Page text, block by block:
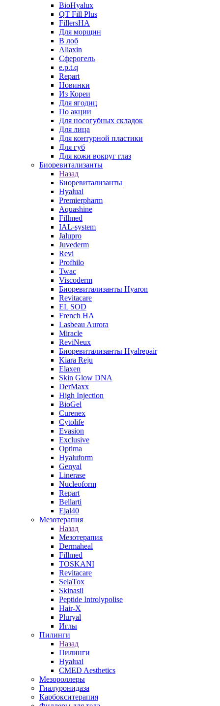
BioHyalux
QT Fill Plus
FillersHA
Для морщин
В лоб
Aliaxin
Сферогель
e.p.t.q
Repart
Новинки
Из Кореи
Для ягодиц
По акции
Для носогубных складок
Для лица
Для контурной пластики
Для губ
Для кожи вокруг глаз
Биоревитализанты
Назад
Биоревитализанты
Hyalual
Premierpharm
Aquashine
Fillmed
IAL-system
Jalupro
Juvederm
Revi
Profhilo
Twac
Viscoderm
Биоревитализанты Hyaron
Revitacare
EL SOD
French HA
Lasbeau Aurora
Miracle
ReviNeux
Биоревитализанты Hyalrepair
Kiara Reju
Elaxen
Skin Glow DNA
DerMaxx
High Injection
BioGel
Curenex
Cytolife
Evasion
Exclusive
Optima
Hyaluform
Genyal
Linerase
Nucleoform
Repart
Bellarti
Ejal40
Мезотерапия
Назад
Мезотерапия
Dermaheal
Fillmed
TOSKANI
Revitacare
SelaTox
Skinasil
Peptide Introlypolise
Hair-X
Pluryal
Иглы
Пилинги
Назад
Пилинги
Hyalual
CMED Aesthetics
Мезороллеры
Гиалуронидаза
Карбокситерапия